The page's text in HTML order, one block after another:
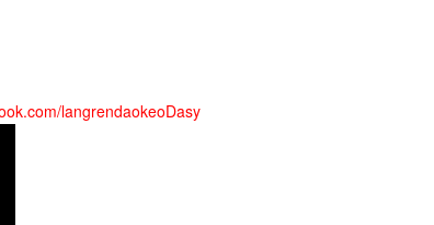
langrendaokeoDasy